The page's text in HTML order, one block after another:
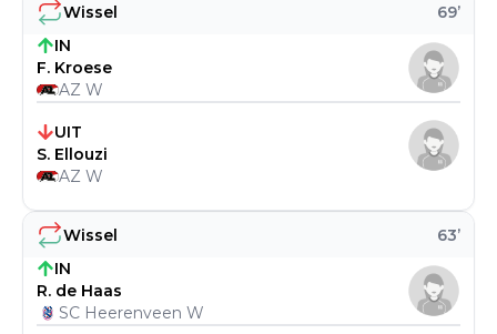
Wissel 63’
IN
R. de Haas
SC Heerenveen W
Wissel 69’
IN
F. Kroese
AZ W
UIT
S. Ellouzi
AZ W